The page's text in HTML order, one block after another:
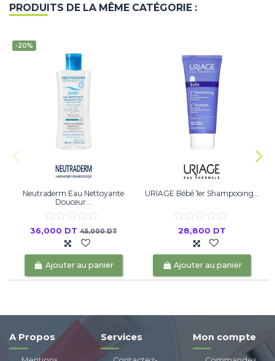
PRODUITS DE LA MÊME CATÉGORIE :
-20%
Neutraderm Eau Nettoyante
Douceur...
36,000 DT45,000 DT
Ajouter au panier
URIAGE Bébé 1er Shampooing...
28,800 DT
Ajouter au panier
A Propos Services Mon compte